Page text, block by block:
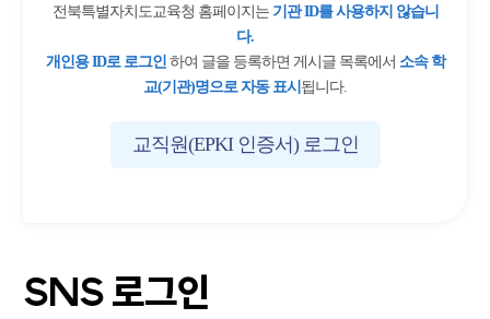
전북특별자치도교육청 홈페이지는 기관 ID를 사용하지 않습니
다.
개인용 ID로 로그인하여 글을 등록하면 게시글 목록에서 소속 학
교(기관)명으로 자동 표시 됩니다.
교직원(EPKI 인증서) 로그인
SNS 로그인